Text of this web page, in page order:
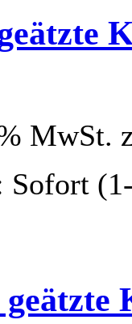
MwSt.
geätzte